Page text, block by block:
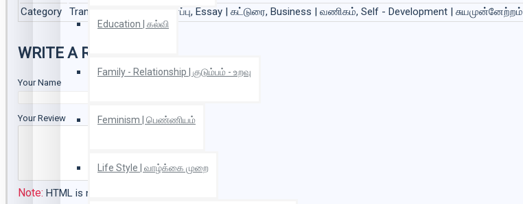
Education | கல்வி
Family - Relationship | குடும்பம் - உறவு
Feminism | பெண்ணியம்
Life Style | வாழ்க்கை முறை
Category
Translation | மொழிபெயர்ப்பு, Essay | கட்டுரை, Business | வணிகம், Self - Development | சுயமுன்னேற்றம்
WRITE A REVIEW
Your Name
Your Review
Note: HTML is not translated!